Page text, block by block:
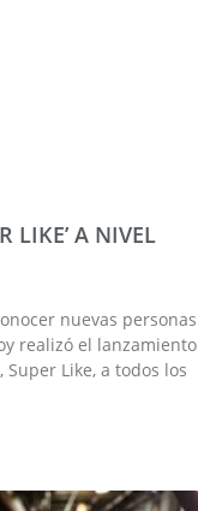
LIKE’ A NIVEL
nuevas personas
realizó el lanzamiento
Like, a todos los